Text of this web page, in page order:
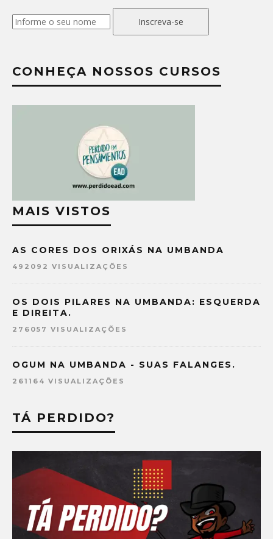
Inscreva-se
CONHEÇA NOSSOS CURSOS
MAIS VISTOS
AS CORES DOS ORIXÁS NA UMBANDA
492092 VISUALIZAÇÕES
OS DOIS PILARES NA UMBANDA: ESQUERDA
E DIREITA.
276057 VISUALIZAÇÕES
OGUM NA UMBANDA - SUAS FALANGES.
261164 VISUALIZAÇÕES
TÁ PERDIDO?